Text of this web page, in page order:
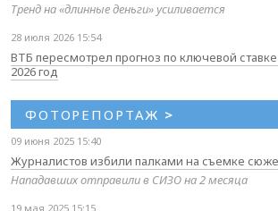
Тренд на «длинные деньги» усиливается
28 июля 2026 15:54
ВТБ пересмотрел прогноз по ключевой
2026 год
ФОТОРЕПОРТАЖ >
09 июня 2025 15:40
Журналистов избили палками на съемке
Нападавших отправили в СИЗО на 2 месяца
19 мая 2025 15:15